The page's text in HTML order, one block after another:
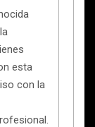
esta
con la